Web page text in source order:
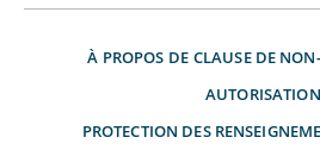
À PROPOS DE CLAUSE DE
PROTECTION DES